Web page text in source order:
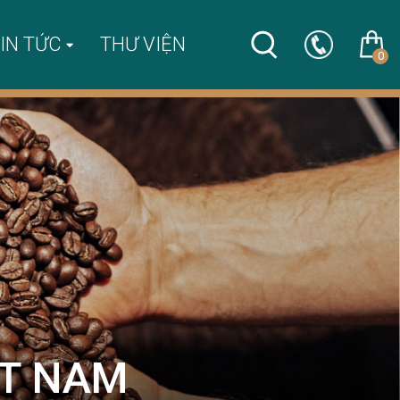
TỨC THƯ VIỆN 0
NAM